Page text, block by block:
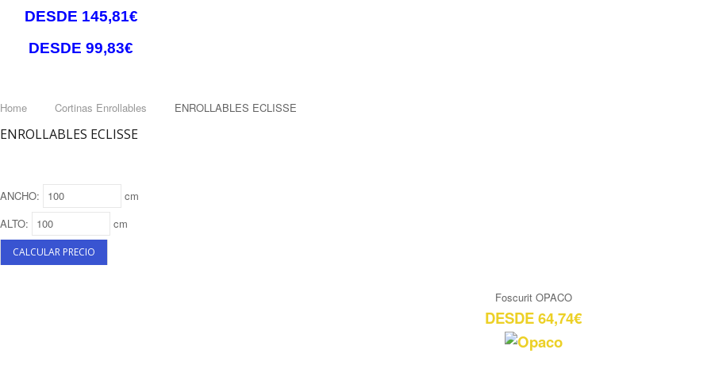
DESDE 145,81€
DESDE 99,83€
Home Cortinas Enrollables ENROLLABLES ECLISSE
ENROLLABLES ECLISSE
ANCHO:
cm
ALTO:
cm
Foscurit OPACO
DESDE 64,74€